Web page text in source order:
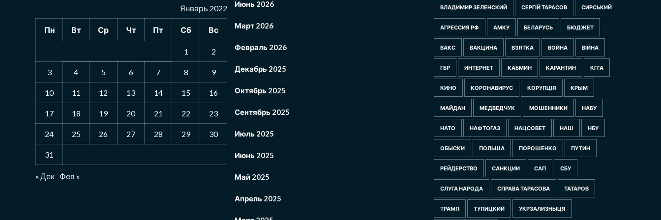
Январь 2022
Пн Вт Ср Чт Пт Сб Вс
1 2
3 4 5 6 7 8 9
10 11 12 13 14 15 16
17 18 19 20 21 22 23
24 25 26 27 28 29 30
31
« Дек Фев »
Июнь 2026
Март 2026
Февраль 2026
Декабрь 2025
Октябрь 2025
Сентябрь 2025
Июль 2025
Июнь 2025
Май 2025
Апрель 2025
ВЛАДИМИР ЗЕЛЕНСКИЙ СЕРГІЙ ТАРАСОВ СИРСЬКИЙ
АГРЕССИЯ РФ АМКУ БЕЛАРУСЬ БЮДЖЕТ
ВАКС ВАКЦИНА ВЗЯТКА ВОЙНА ВІЙНА
ГБР ИНТЕРНЕТ КАБМИН КАРАНТИН КГГА
КИНО КОРОНАВИРУС КОРУПЦІЯ КРЫМ
МАЙДАН МЕДВЕДЧУК МОШЕННИКИ НАБУ
НАТО НАФТОГАЗ НАЦСОВЕТ НАШ НБУ
ОБЫСКИ ПОЛЬША ПОРОШЕНКО ПУТИН
РЕЙДЕРСТВО САНКЦИИ САП СБУ
СЛУГА НАРОДА СПРАВА ТАРАСОВА ТАТАРОВ
ТРАМП ТУПИЦКИЙ УКРЗАЛИЗНЫЦЯ